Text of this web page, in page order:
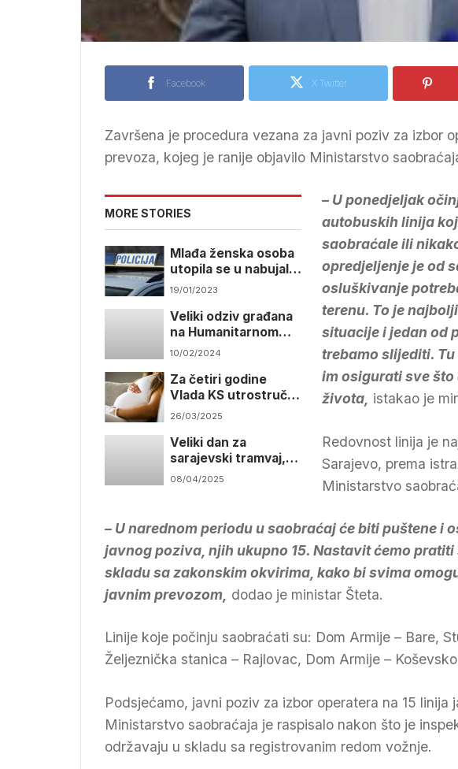
Facebook X Twitter
Završena je procedura vezana za javni poziv za izbor
prevoza, kojeg je ranije objavilo Ministarstvo
MORE STORIES
Mlađa ženska osoba
utopila se u nabujaloj
Miljacki
19/01/2023
Veliki odziv građana
na Humanitarnom
bazaru Pomozi.ba u
10/02/2024
Za četiri godine
Vlada KS utrostručila
naknade podrške
povećala broj
korisnika
26/03/2025
Veliki dan za
sarajevski tramvaj,
počelo zavarivanje
08/04/2025
– U ponedjeljak
autobuskih linija
saobraćale ili
opredjeljenje je od
osluškivanje
terenu. To je
situacije i jedan od
trebamo slijediti.
im osigurati sve
života, istakao je
Redovnost linija je
Sarajevo, prema
Ministarstvo
– U narednom periodu u saobraćaj će biti puštene i
javnog poziva, njih ukupno 15. Nastavit ćemo
skladu sa zakonskim okvirima, kako bi svima
javnim prevozom, dodao je ministar Šteta.
Linije koje počinju saobraćati su: Dom Armije – Bare,
Željeznička stanica – Rajlovac, Dom Armije –
Podsjećamo, javni poziv za izbor operatera na 15 linija
Ministarstvo saobraćaja je raspisalo nakon što je
održavaju u skladu sa registrovanim redom vožnje.